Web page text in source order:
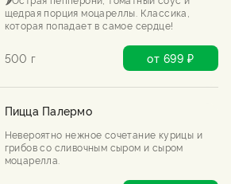
щедрая порция моцареллы. Классика,
которая попадает в самое сердце!
500 г от 699 ₽
Пицца Палермо
Невероятно нежное сочетание курицы и
грибов со сливочным сыром и сыром
моцарелла.